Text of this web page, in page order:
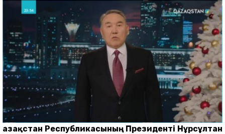
Қазақстан Республикасының Президенті Нұрсұлтан